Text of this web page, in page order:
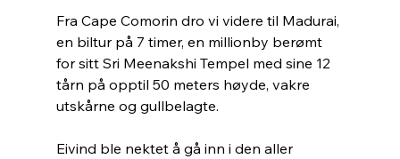
Fra Cape Comorin dro vi videre til Madurai,
en biltur på 7 timer, en millionby berømt
for sitt Sri Meenakshi Tempel med sine 12
tårn på opptil 50 meters høyde, vakre
utskårne og gullbelagte.
Eivind ble nektet å gå inn i den aller